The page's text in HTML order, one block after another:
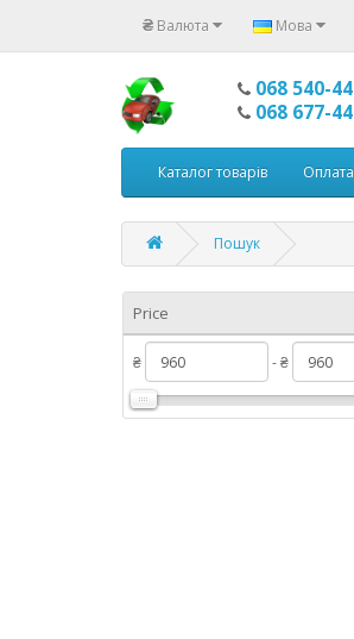
₴ Валюта Мова
068 540-
068 677-
Каталог товарів Оплата
Пошук
Price
₴ - ₴